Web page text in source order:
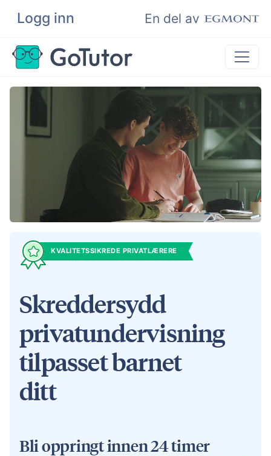
Logg inn En del av
Søk
Privatundervisning
Matematikk
Eksamenshjelp
Bli privatlærer
KVALITETSSIKREDE PRIVATLÆRERE
Skreddersydd
privatundervisning
tilpasset barnet
ditt
Bli oppringt innen 24 timer